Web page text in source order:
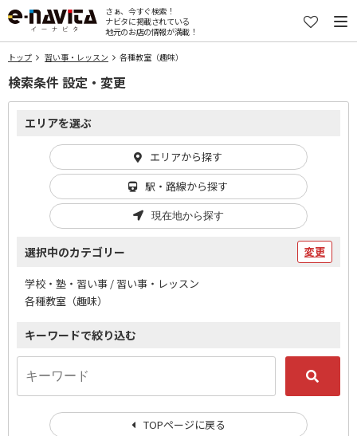
さぁ、今すぐ検索！
ナビタに掲載されている
地元のお店の情報が満載！
トップ 習い事・レッスン 各種教室（趣味）
検索条件 設定・変更
エリアを選ぶ
エリアから探す
駅・路線から探す
現在地から探す
選択中のカテゴリー 変更
学校・塾・習い事 / 習い事・レッスン
各種教室（趣味）
キーワードで絞り込む
TOPページに戻る